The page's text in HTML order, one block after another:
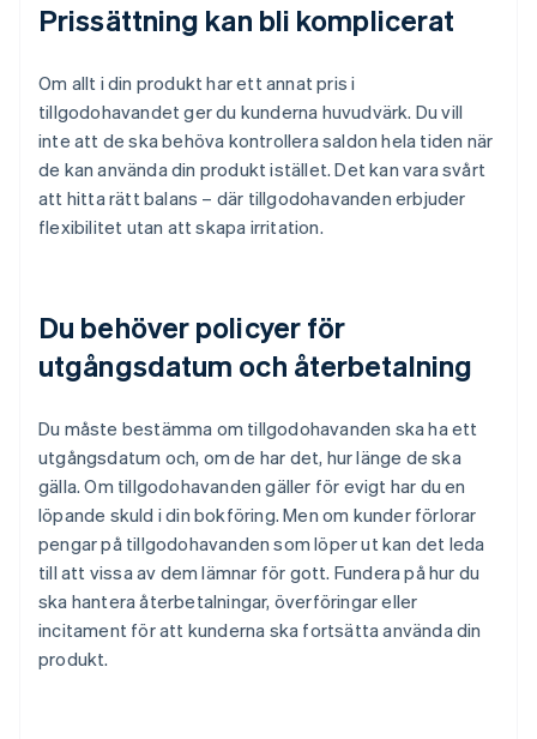
Prissättning kan bli komplicerat
Om allt i din produkt har ett annat pris i
tillgodohavandet ger du kunderna huvudvärk. Du vill
inte att de ska behöva kontrollera saldon hela tiden när
de kan använda din produkt istället. Det kan vara svårt
att hitta rätt balans – där tillgodohavanden erbjuder
flexibilitet utan att skapa irritation.
Du behöver policyer för
utgångsdatum och återbetalning
Du måste bestämma om tillgodohavanden ska ha ett
utgångsdatum och, om de har det, hur länge de ska
gälla. Om tillgodohavanden gäller för evigt har du en
löpande skuld i din bokföring. Men om kunder förlorar
pengar på tillgodohavanden som löper ut kan det leda
till att vissa av dem lämnar för gott. Fundera på hur du
ska hantera återbetalningar, överföringar eller
incitament för att kunderna ska fortsätta använda din
produkt.